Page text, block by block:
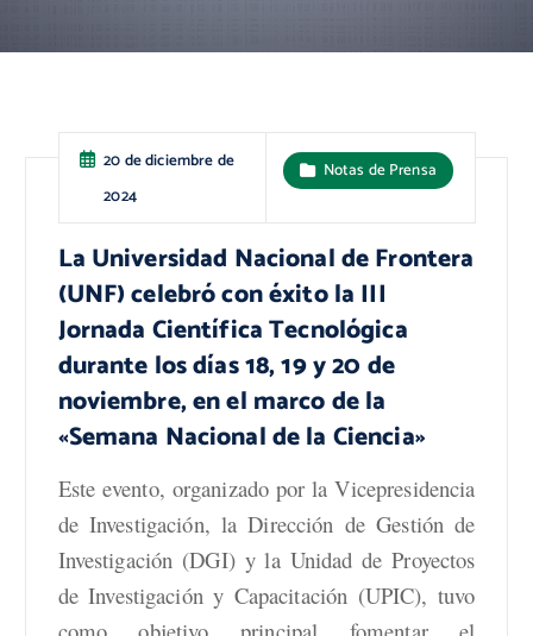
20 de diciembre de
2024
Notas de Prensa
La Universidad Nacional de Frontera
(UNF) celebró con éxito la III
Jornada Científica Tecnológica
durante los días 18, 19 y 20 de
noviembre, en el marco de la
«Semana Nacional de la Ciencia»
Este evento, organizado por la Vicepresidencia
de Investigación, la Dirección de Gestión de
Investigación (DGI) y la Unidad de Proyectos
de Investigación y Capacitación (UPIC), tuvo